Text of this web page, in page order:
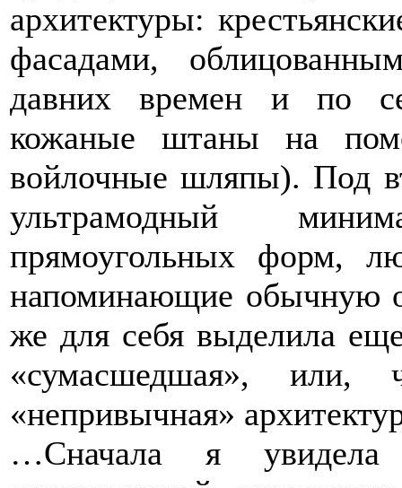
архитектуры:
фасадами,
давних времен и по
кожаные штаны на
войлочные шляпы). Под
ультрамодный
прямоугольных форм,
напоминающие обычную
же для себя выделила
«сумасшедшая», или,
«непривычная»
…Сначала я увидела